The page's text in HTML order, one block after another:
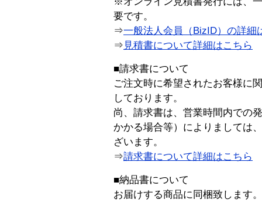
要です。
⇒一般法人会員（BizID）の詳細
⇒ 見積書について詳細はこちら
■請求書について
ご注文時に希望されたお客様に
しております。
尚、請求書は、営業時間内での
かかる場合等）によりましては
ざいます。
⇒請求書について詳細はこちら
■納品書について
お届けする商品に同梱致します。